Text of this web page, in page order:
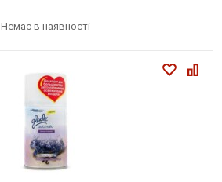
Немає в наявності